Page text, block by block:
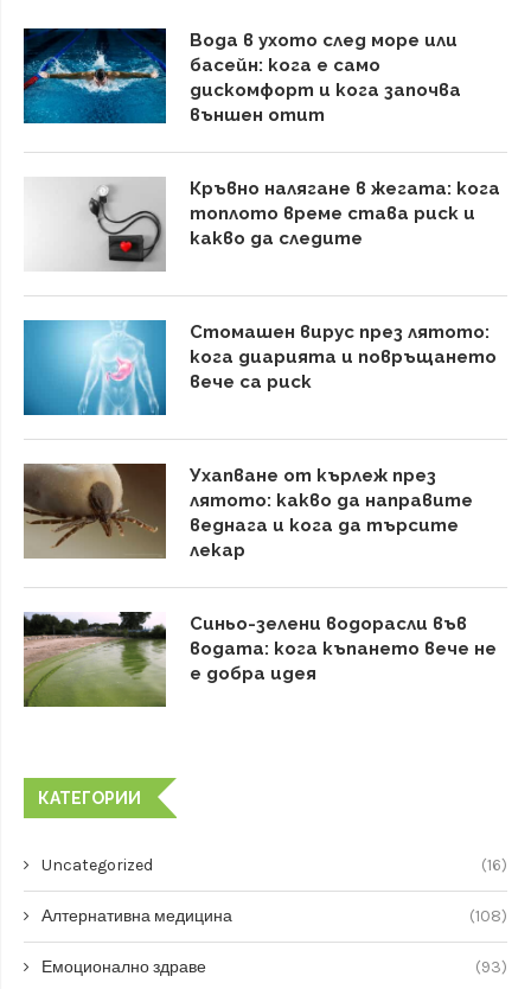
Вода в ухото след море или
басейн: кога е само
дискомфорт и кога започва
външен отит
Кръвно налягане в жегата: кога
топлото време става риск и
какво да следите
Стомашен вирус през лятото:
кога диарията и повръщането
вече са риск
Ухапване от кърлеж през
лятото: какво да направите
веднага и кога да търсите
лекар
Синьо-зелени водорасли във
водата: кога къпането вече не
е добра идея
КАТЕГОРИИ
Uncategorized (16)
Алтернативна медицина (108)
Емоционално здраве (93)